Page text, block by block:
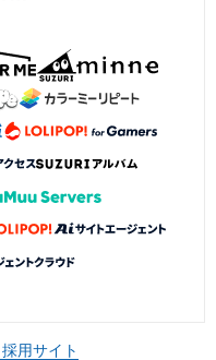
採用サイト